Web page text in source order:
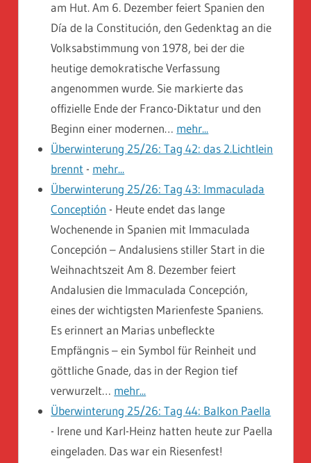
am Hut. Am 6. Dezember feiert Spanien den
Día de la Constitución, den Gedenktag an die
Volksabstimmung von 1978, bei der die
heutige demokratische Verfassung
angenommen wurde. Sie markierte das
offizielle Ende der Franco-Diktatur und den
Beginn einer modernen… mehr...
Überwinterung 25/26: Tag 42: das 2.Lichtlein
brennt - mehr...
Überwinterung 25/26: Tag 43: Immaculada
Conceptión - Heute endet das lange
Wochenende in Spanien mit Immaculada
Concepción – Andalusiens stiller Start in die
Weihnachtszeit Am 8. Dezember feiert
Andalusien die Immaculada Concepción,
eines der wichtigsten Marienfeste Spaniens.
Es erinnert an Marias unbefleckte
Empfängnis – ein Symbol für Reinheit und
göttliche Gnade, das in der Region tief
verwurzelt… mehr...
Überwinterung 25/26: Tag 44: Balkon Paella
- Irene und Karl-Heinz hatten heute zur Paella
eingeladen. Das war ein Riesenfest!